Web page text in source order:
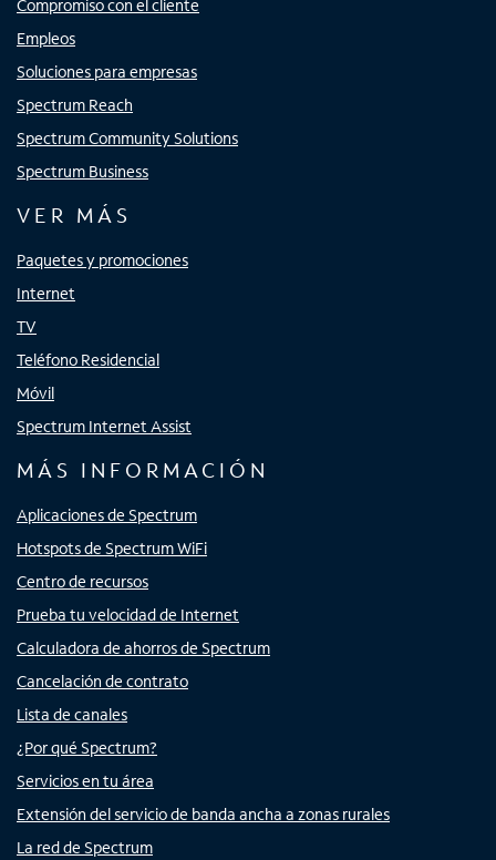
Compromiso con el cliente
Empleos
Soluciones para empresas
Spectrum Reach
Spectrum Community Solutions
Spectrum Business
VER MÁS
Paquetes y promociones
Internet
TV
Teléfono Residencial
Móvil
Spectrum Internet Assist
MÁS INFORMACIÓN
Aplicaciones de Spectrum
Hotspots de Spectrum WiFi
Centro de recursos
Prueba tu velocidad de Internet
Calculadora de ahorros de Spectrum
Cancelación de contrato
Lista de canales
¿Por qué Spectrum?
Servicios en tu área
Extensión del servicio de banda ancha a zonas rurales
La red de Spectrum